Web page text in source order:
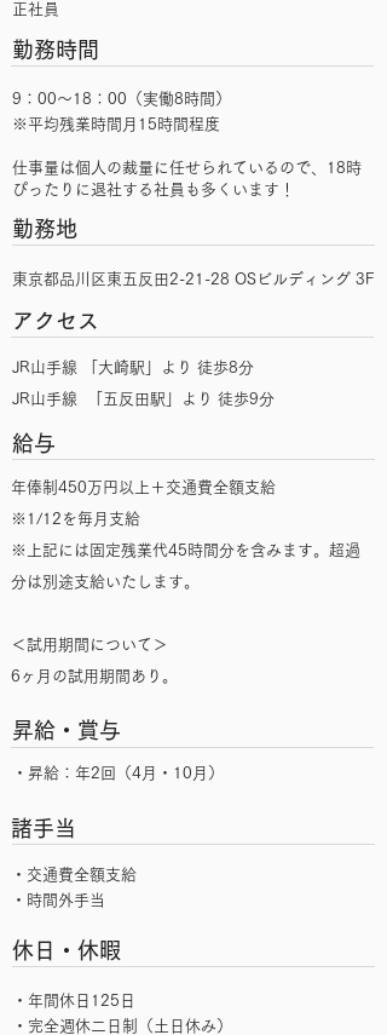
正社員
勤務時間
9：00～18：00（実働8時間）
※平均残業時間月15時間程度
仕事量は個人の裁量に任せられているので、18時
ぴったりに退社する社員も多くいます！
勤務地
東京都品川区東五反田2-21-28 OSビルディング 3F
アクセス
JR山手線 「大崎駅」より 徒歩8分
JR山手線 「五反田駅」より 徒歩9分
給与
年俸制450万円以上＋交通費全額支給
※1/12を毎月支給
※上記には固定残業代45時間分を含みます。超過
分は別途支給いたします。
＜試用期間について＞
6ヶ月の試用期間あり。
昇給・賞与
・昇給：年2回（4月・10月）
諸手当
・交通費全額支給
・時間外手当
休日・休暇
・年間休日125日
・完全週休二日制（土日休み）